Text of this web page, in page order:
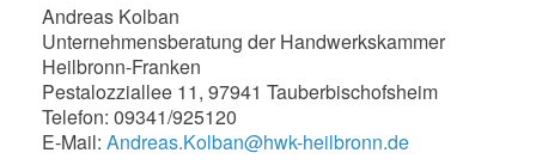
Andreas Kolban
Unternehmensberatung der Handwerkskammer
Heilbronn-Franken
Pestalozziallee 11, 97941 Tauberbischofsheim
Telefon: 09341/925120
E-Mail: Andreas.Kolban@hwk-heilbronn.de